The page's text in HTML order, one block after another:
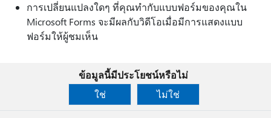
การเปลี่ยนแปลงใดๆ ที่คุณทํากับแบบฟอร์มของคุณใน
Microsoft Forms จะมีผลกับวิดีโอเมื่อมีการแสดงแบบ
ฟอร์มให้ผู้ชมเห็น
ข้อมูลนี้มีประโยชน์หรือไม่
ใช่
ไม่ใช่